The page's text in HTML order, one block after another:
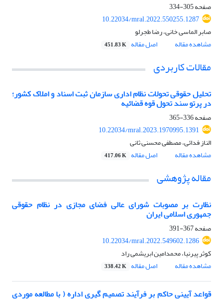
صفحه305-334
10.22034/mral.2022.550255.1287
صابر الماسی خانی، رضا طجرلو
مشاهده مقاله
اصل مقاله 451.83 K
مقالات کاربردی
تحلیل حقوقی تحولات نظام اداری سازمان ثبت اسناد و املاک کشور؛
در پرتو سند تحول قوه قضائیه
صفحه336-365
10.22034/mral.2023.1970995.1391
الناز فدائی، مصطفی محسنی ثانی
مشاهده مقاله
اصل مقاله 417.06 K
مقاله پژوهشی
نظارت‌ بر مصوبات شورای عالی فضای مجازی در نظام حقوقی
جمهوری اسلامی ایران
صفحه367-391
10.22034/mral.2022.549602.1286
کوثر پیرنیا، محمدامین ابریشمی راد
مشاهده مقاله
اصل مقاله 338.42 K
قواعد آیینی حاکم بر فرآیند تصمیم گیری اداره ( با مطالعه موردی